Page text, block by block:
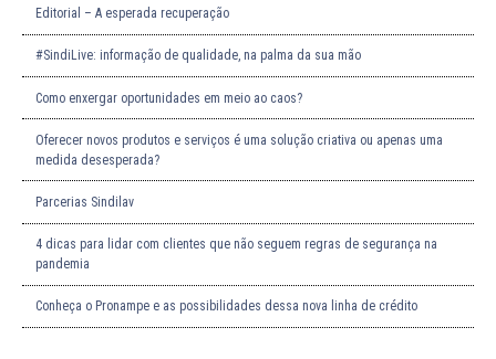
Editorial – A esperada recuperação
#SindiLive: informação de qualidade, na palma da sua mão
Como enxergar oportunidades em meio ao caos?
Oferecer novos produtos e serviços é uma solução criativa ou apenas uma
medida desesperada?
Parcerias Sindilav
4 dicas para lidar com clientes que não seguem regras de segurança na
pandemia
Conheça o Pronampe e as possibilidades dessa nova linha de crédito